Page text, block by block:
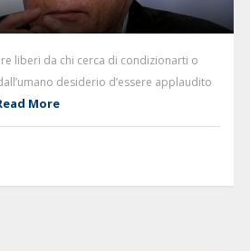
liberi da chi cerca di condizionarti o
desiderio d’essere applaudito
More